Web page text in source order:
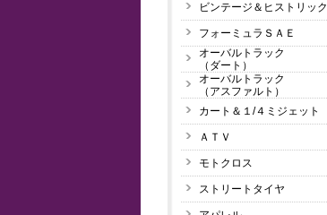
ビンテージ＆ヒストリック
フォーミュラＳＡＥ
オーバルトラック
（ダート）
オーバルトラック
（アスファルト）
カート＆１/４ミジェット
ＡＴＶ
モトクロス
ストリートタイヤ